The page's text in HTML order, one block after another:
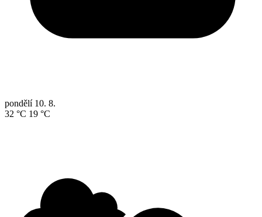
pondělí 10. 8.
32 °C 19 °C